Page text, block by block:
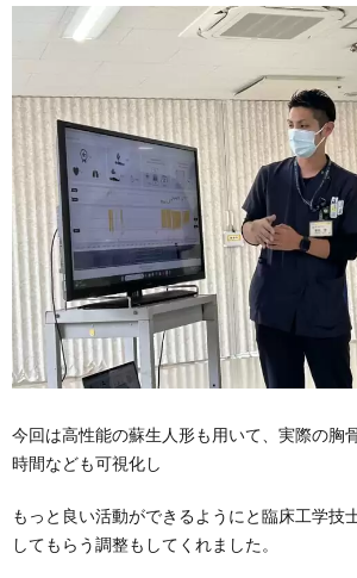
今回は高性能の蘇生人形も用いて、実際の胸
時間なども可視化し
もっと良い活動ができるようにと臨床工学技
してもらう調整もしてくれました。